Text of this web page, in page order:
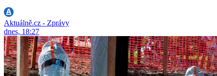
Aktuálně.cz - Zprávy
dnes, 18:27